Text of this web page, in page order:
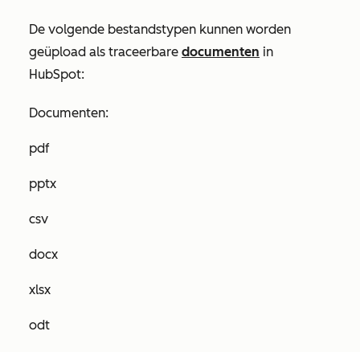
De volgende bestandstypen kunnen worden
geüpload als traceerbare documenten in
HubSpot:
Documenten:
pdf
pptx
csv
docx
xlsx
odt